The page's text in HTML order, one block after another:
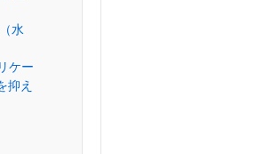
水
ケー
抑え